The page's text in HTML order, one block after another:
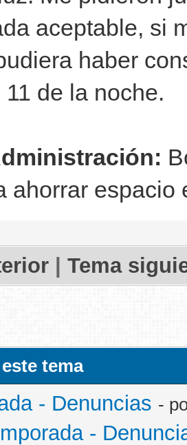
aceptable, si
haber
de la noche.
ahorrar espacio
Tema
tema
- Denuncias -
-